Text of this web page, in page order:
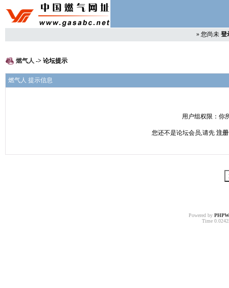
» 您尚未 登
燃气人 -> 论坛提示
燃气人 提示信息
用户组权限：你
您还不是论坛会员,请先 注册
Powered by
Time